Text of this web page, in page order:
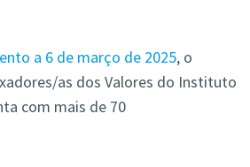
a 6 de março de 2025, o
as dos Valores do Instituto
com mais de 70